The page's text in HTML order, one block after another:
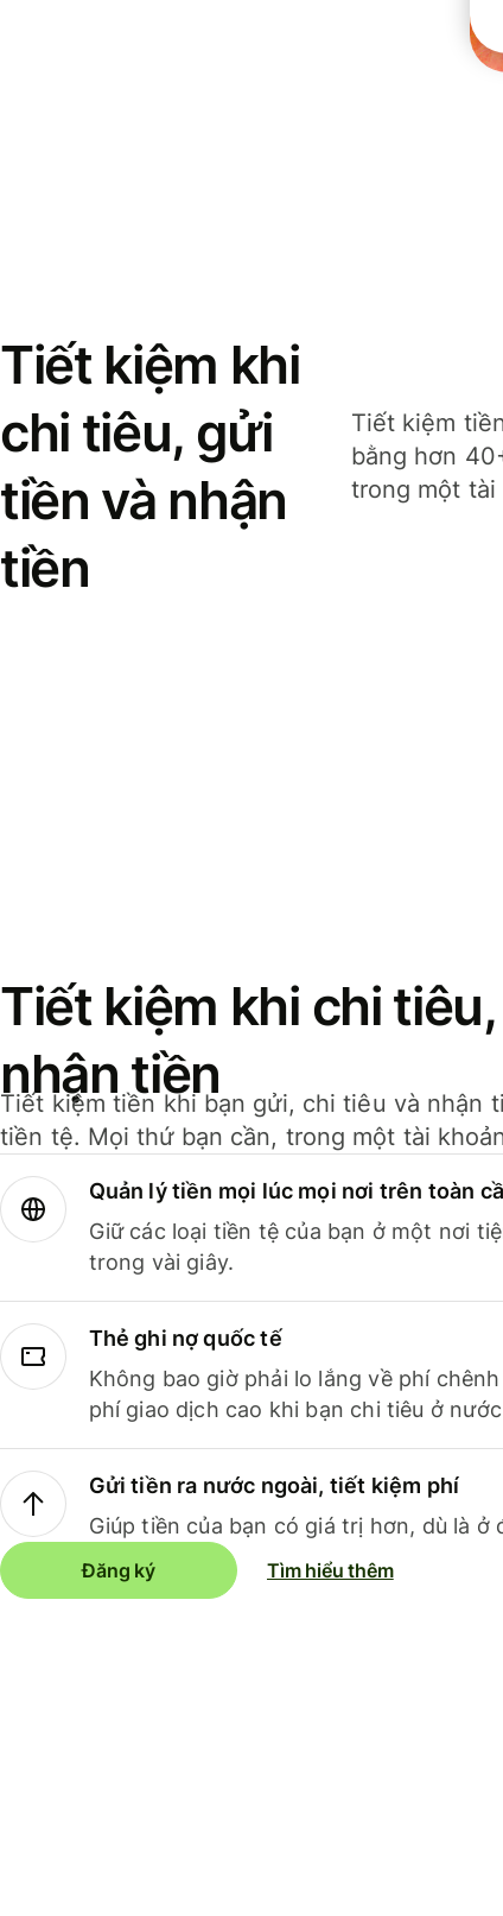
Tiết kiệm khi
chi tiêu, gửi
tiền và nhận
tiền
Tiết kiệm
bằng hơn
trong một tài
Tiết kiệm khi chi
nhận tiền
Tiết kiệm tiền khi bạn gửi, chi tiêu và nhận
tiền tệ. Mọi thứ bạn cần, trong một tài
Quản lý tiền mọi lúc mọi nơi trên toàn
Giữ các loại tiền tệ của bạn ở một nơi
trong vài giây.
Thẻ ghi nợ quốc tế
Không bao giờ phải lo lắng về phí
phí giao dịch cao khi bạn chi tiêu ở
Gửi tiền ra nước ngoài, tiết kiệm phí
Giúp tiền của bạn có giá trị hơn, dù là ở
Đăng ký Tìm hiểu thêm